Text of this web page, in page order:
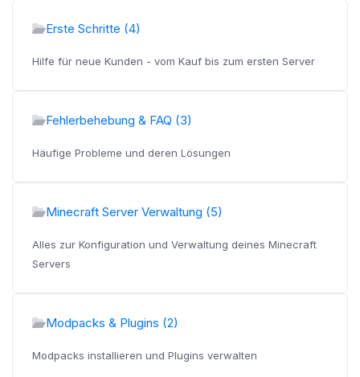
Erste Schritte (4)
Hilfe für neue Kunden - vom Kauf bis zum ersten Server
Fehlerbehebung & FAQ (3)
Häufige Probleme und deren Lösungen
Minecraft Server Verwaltung (5)
Alles zur Konfiguration und Verwaltung deines Minecraft
Servers
Modpacks & Plugins (2)
Modpacks installieren und Plugins verwalten